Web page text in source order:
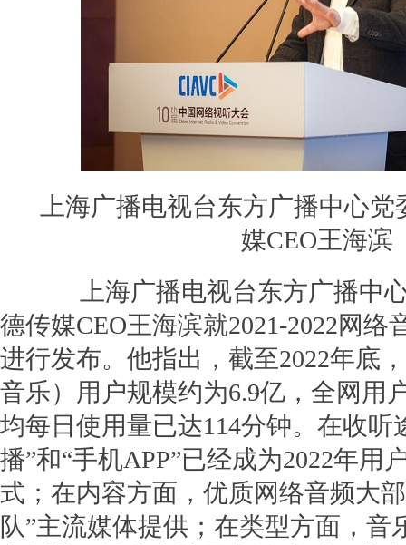
上海广播电视台东方广播中心
媒CEO王海滨
上海广播电视台东方广播中心
德传媒CEO王海滨就2021-2022网络
进行发布。他指出，截至2022年底
音乐）用户规模约为6.9亿，全网用
均每日使用量已达114分钟。在收听
播”和“手机APP”已经成为2022年用
式；在内容方面，优质网络音频大
队”主流媒体提供；在类型方面，音